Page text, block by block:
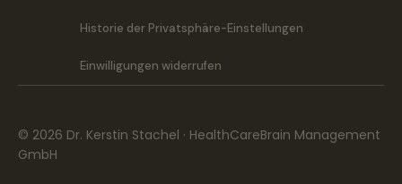
Historie der Privatsphäre-Einstellungen
Einwilligungen widerrufen
© 2026 Dr. Kerstin Stachel · HealthCareBrain Management
GmbH